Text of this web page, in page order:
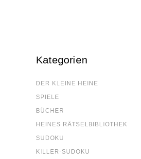
Kate­go­rien
DER KLEI­NE HEINE
SPIE­LE
BÜCHER
HEI­NES RÄTSELBIBLIOTHEK
SUDO­KU
KIL­LER-SUDO­KU